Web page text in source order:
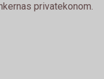
privatekonom.